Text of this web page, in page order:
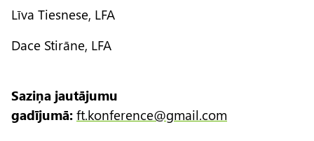
Līva Tiesnese, LFA
Dace Stirāne, LFA
Saziņa jautājumu
gadījumā: ft.konference@gmail.com